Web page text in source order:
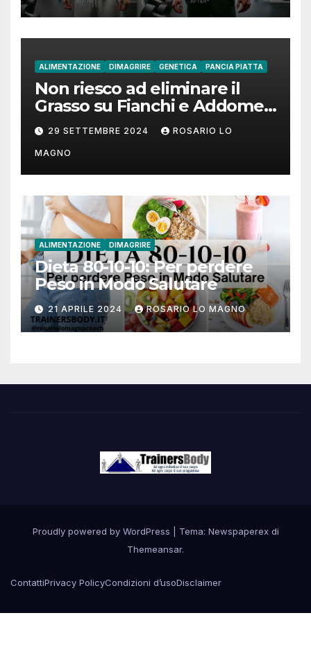
ALIMENTAZIONE DIMAGRIRE GENETICA PANCIA PIATTA
Non riesco ad eliminare il
Grasso su Fianchi e Addome:
cause e rimedi
29 SETTEMBRE 2024 ROSARIO LO
MAGNO
ALIMENTAZIONE DIMAGRIRE
Dieta 80-10-10: Per perdere
Peso in Modo Salutare
21 APRILE 2024 ROSARIO LO MAGNO
Proudly powered by WordPress
Tema: Newspaperex di
Themeansar.
ContattiPrivacy PolicyCondizioni d’usoDisclaimer